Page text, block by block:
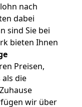
nach
dabei
sind Sie bei
bieten Ihnen
Preisen,
die
wir über